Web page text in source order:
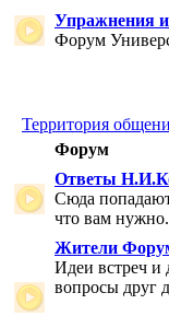
Упражнения
Форум
Территория
Форум
Ответы
Сюда
что вам нужно.
Жители
Идеи встреч и
вопросы друг